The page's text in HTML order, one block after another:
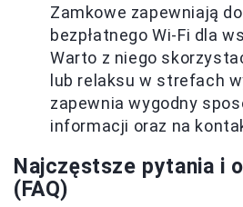
Zamkowe zapewniają
bezpłatnego Wi-Fi dla
Warto z niego
lub relaksu w strefach
zapewnia wygodny
informacji oraz na
Najczęstsze pytania i
(FAQ)